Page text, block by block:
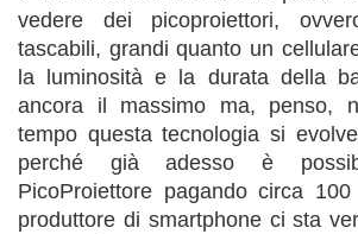
vedere dei picoproiettori,
tascabili, grandi quanto un
la luminosità e la durata della
ancora il massimo ma, penso,
tempo questa tecnologia si
perché già adesso è
PicoProiettore pagando circa
produttore di smartphone ci sta